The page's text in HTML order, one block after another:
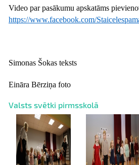
Video par pasākumu apskatāms
https://www.facebook.com/
Simonas Šokas teksts
Eināra Bērziņa foto
Valsts svētki pirmsskolā